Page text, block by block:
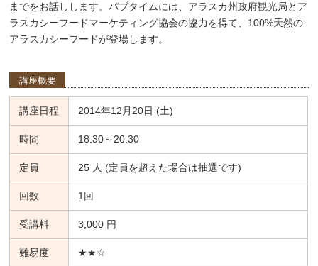
までをお話しします。パブタイムには、アラスカ州政府観光局とア
ラスカシーフードマーケティング協会の協力を得て、100%天然の
アラスカシーフードが登場します。
講座概要
講座日程 2014年12月20日 (土)
時間 18:30～20:30
定員 25 人 (定員を超えた場合は抽選です)
回数 1回
受講料 3,000 円
難易度 ★★☆